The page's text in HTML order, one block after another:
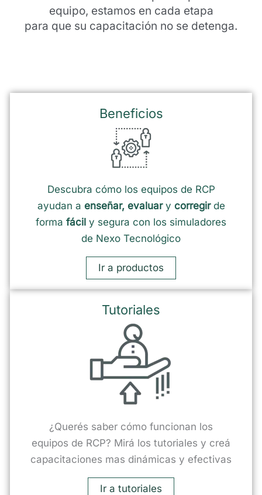
equipo, estamos en cada etapa
para que su capacitación no se detenga.
Beneficios
Descubra cómo los equipos de RCP
ayudan a enseñar, evaluar y corregirde
forma fácil y segura con los simuladores
de Nexo Tecnológico
Ir a productos
Tutoriales
¿Querés saber cómo funcionan los
equipos de RCP? Mirá los tutoriales y creá
capacitaciones mas dinámicas y efectivas
Ir a tutoriales